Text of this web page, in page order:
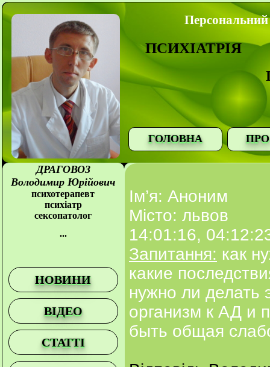
ПСИХІАТРІЯ
ГОЛОВНА
ДРАГОВОЗ
Володимир Юрійович
психотерапевт
психіатр
сексопатолог
...
НОВИНИ
ВІДЕО
СТАТТІ
Ім’я: Аноним
Місто: львов
14:01:16,
Запитання: как
какие
нужно ли делать
организм к АД и
быть общая